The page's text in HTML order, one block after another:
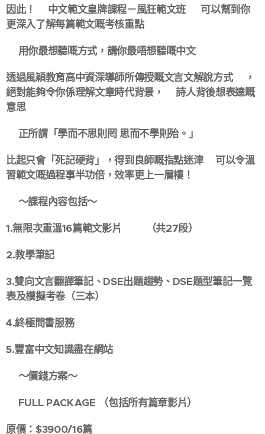
因此！🌟中文範文皇牌課程－風狂範文班✨ 可以幫到你
更深入了解每篇範文嘅考核重點
‼️用你最想聽嘅方式，講你最唔想聽嘅中文‼️
透過風穎教育高中資深導師所傳授嘅文言文解說方式👨🏻‍🏫，
絕對能夠令你係理解文章時代背景，✏️詩人背後想表達嘅
意思
🧐正所謂「學而不思則罔 思而不學則殆。」
比起只會「死記硬背」，得到良師嘅指點迷津🥳可以令溫
習範文嘅過程事半功倍，效率更上一層樓！🎉🎉🎉
💡～課程內容包括～💡
1.無限次重溫16篇範文影片🤓🖥️（共27段）
2.教學筆記🎥
3.雙向文言翻譯筆記、DSE出題趨勢、DSE題型筆記一覽
表及模擬考卷（三本）📝
4.終極問書服務📚
5.豐富中文知識盡在網站💬
💰～價錢方案～💰
➡️FULL PACKAGE （包括所有篇章影片）
原價：$3900/16篇